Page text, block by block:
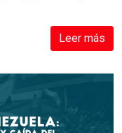
Leer más